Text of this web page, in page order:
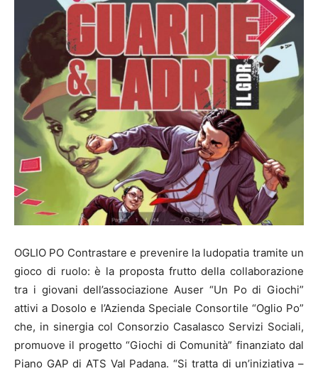
OGLIO PO Contrastare e prevenire la ludopatia tramite un
gioco di ruolo: è la proposta frutto della collaborazione
tra i giovani dell’associazione Auser “Un Po di Giochi”
attivi a Dosolo e l’Azienda Speciale Consortile “Oglio Po”
che, in sinergia col Consorzio Casalasco Servizi Sociali,
promuove il progetto “Giochi di Comunità” finanziato dal
Piano GAP di ATS Val Padana. “Si tratta di un’iniziativa –